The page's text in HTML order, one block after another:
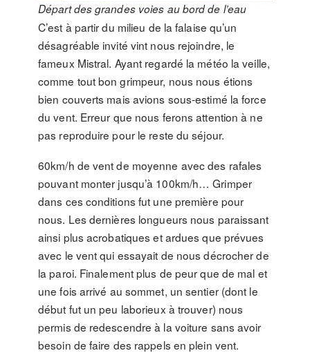
Départ des grandes voies au bord de l’eau
C’est à partir du milieu de la falaise qu’un
désagréable invité vint nous rejoindre, le
fameux Mistral. Ayant regardé la météo la veille,
comme tout bon grimpeur, nous nous étions
bien couverts mais avions sous-estimé la force
du vent. Erreur que nous ferons attention à ne
pas reproduire pour le reste du séjour.
60km/h de vent de moyenne avec des rafales
pouvant monter jusqu’à 100km/h… Grimper
dans ces conditions fut une première pour
nous. Les dernières longueurs nous paraissant
ainsi plus acrobatiques et ardues que prévues
avec le vent qui essayait de nous décrocher de
la paroi. Finalement plus de peur que de mal et
une fois arrivé au sommet, un sentier (dont le
début fut un peu laborieux à trouver) nous
permis de redescendre à la voiture sans avoir
besoin de faire des rappels en plein vent.